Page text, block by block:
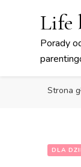
Life
Porady
Strona
DLA